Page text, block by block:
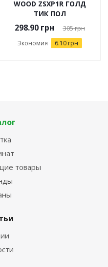
WOOD ZSXP1R ГОЛД
ТИК ПОЛ
298.90грн 305грн
Экономия 6.10 грн
товары